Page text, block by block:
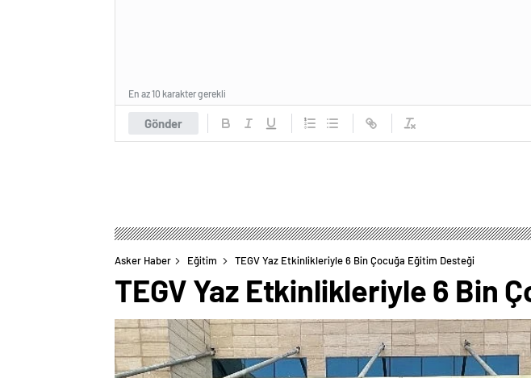
Gönder
En az 10 karakter gerekli
Asker Haber Eğitim TEGV Yaz Etkinlikleriyle 6 Bin Çocuğa Eğitim Desteği
TEGV Yaz Etkinlikleriyle 6 Bin